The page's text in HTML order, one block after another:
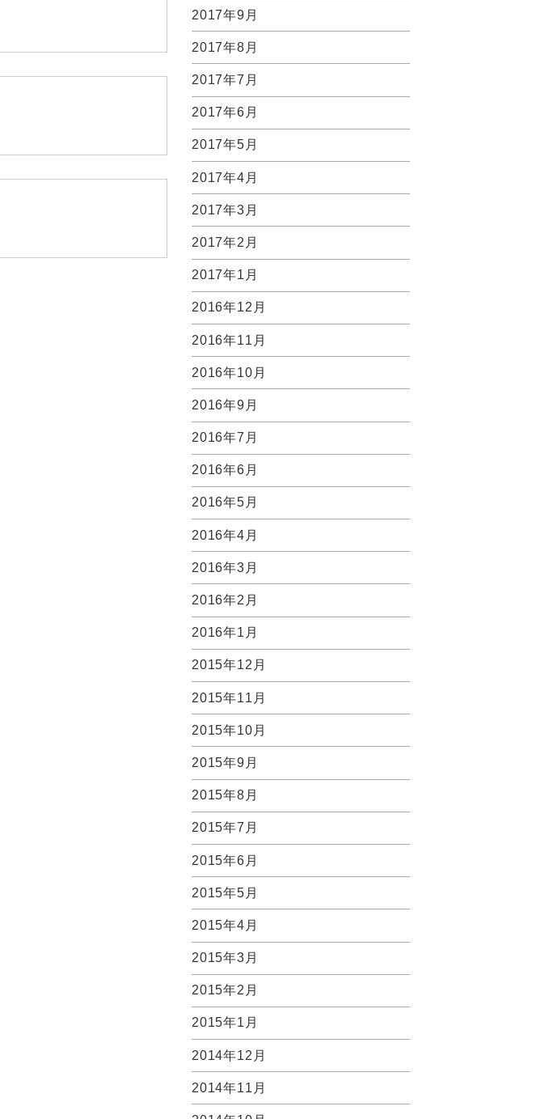
2017年9月
2017年8月
2017年7月
2017年6月
2017年5月
2017年4月
2017年3月
2017年2月
2017年1月
2016年12月
2016年11月
2016年10月
2016年9月
2016年7月
2016年6月
2016年5月
2016年4月
2016年3月
2016年2月
2016年1月
2015年12月
2015年11月
2015年10月
2015年9月
2015年8月
2015年7月
2015年6月
2015年5月
2015年4月
2015年3月
2015年2月
2015年1月
2014年12月
2014年11月